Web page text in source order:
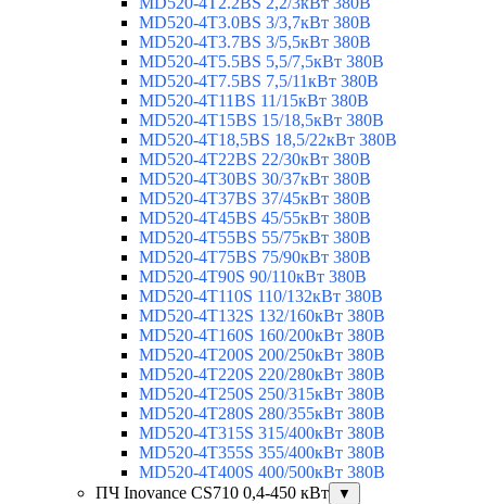
MD520-4T3.0BS 3/3,7кВт 380В
MD520-4T3.7BS 3/5,5кВт 380В
MD520-4T5.5BS 5,5/7,5кВт 380В
MD520-4T7.5BS 7,5/11кВт 380В
MD520-4T11BS 11/15кВт 380В
MD520-4T15BS 15/18,5кВт 380В
MD520-4T18,5BS 18,5/22кВт 380В
MD520-4T22BS 22/30кВт 380В
MD520-4T30BS 30/37кВт 380В
MD520-4T37BS 37/45кВт 380В
MD520-4T45BS 45/55кВт 380В
MD520-4T55BS 55/75кВт 380В
MD520-4T75BS 75/90кВт 380В
MD520-4T90S 90/110кВт 380В
MD520-4T110S 110/132кВт 380В
MD520-4T132S 132/160кВт 380В
MD520-4T160S 160/200кВт 380В
MD520-4T200S 200/250кВт 380В
MD520-4T220S 220/280кВт 380В
MD520-4T250S 250/315кВт 380В
MD520-4T280S 280/355кВт 380В
MD520-4T315S 315/400кВт 380В
MD520-4T355S 355/400кВт 380В
MD520-4T400S 400/500кВт 380В
ПЧ Inovance CS710 0,4-450 кВт
▼